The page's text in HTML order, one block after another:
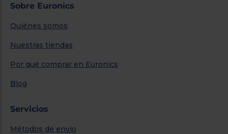
Sobre Euronics
Quiénes somos
Nuestras tiendas
Por qué comprar en Euronics
Blog
Servicios
Métodos de envío